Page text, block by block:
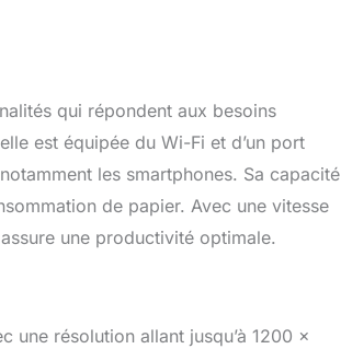
qui répondent aux besoins
est équipée du Wi-Fi et d’un port
les smartphones. Sa capacité
de papier. Avec une vitesse
une productivité optimale.
une résolution allant jusqu’à 1200 x